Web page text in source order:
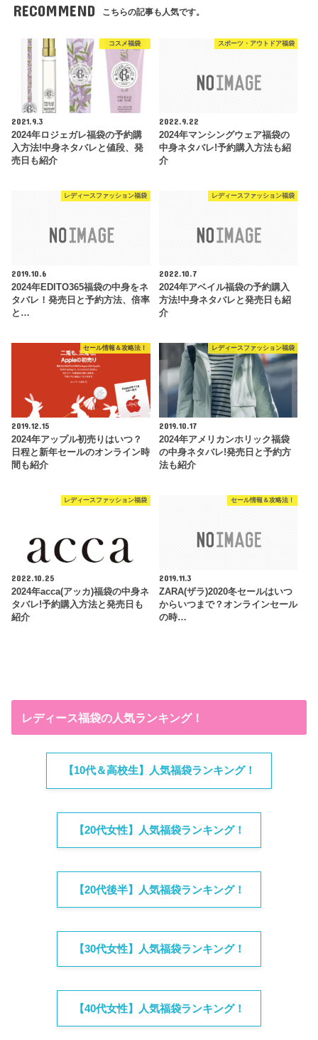
RECOMMEND こちらの記事も人気です。
コスメ福袋
2021.9.3
2024年ロジェガレ福袋の予約購
入方法!中身ネタバレと値段、発
売日も紹介
スポーツ・アウトドア福袋
2022.9.22
2024年マンシングウェア福袋の
中身ネタバレ!予約購入方法も紹
介
レディースファッション福袋
2019.10.6
2024年EDITO365福袋の中身をネ
タバレ！発売日と予約方法、倍率
と…
レディースファッション福袋
2022.10.7
2024年アベイル福袋の予約購入
方法!中身ネタバレと発売日も紹
介
セール情報＆攻略法！
2019.12.15
2024年アップル初売りはいつ？
日程と新年セールのオンライン時
間も紹介
レディースファッション福袋
2019.10.17
2024年アメリカンホリック福袋
の中身ネタバレ!発売日と予約方
法も紹介
レディースファッション福袋
2022.10.25
2024年acca(アッカ)福袋の中身ネ
タバレ!予約購入方法と発売日も
紹介
セール情報＆攻略法！
2019.11.3
ZARA(ザラ)2020冬セールはいつ
からいつまで？オンラインセール
の時…
レディース福袋の人気ランキング！
【10代＆高校生】人気福袋ランキング！
【20代女性】人気福袋ランキング！
【20代後半】人気福袋ランキング！
【30代女性】人気福袋ランキング！
【40代女性】人気福袋ランキング！